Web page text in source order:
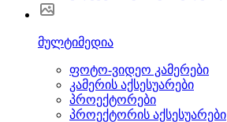
მულტიმედია
ფოტო-ვიდეო კამერები
კამერის აქსესუარები
პროექტორები
პროექტორის აქსესუარები